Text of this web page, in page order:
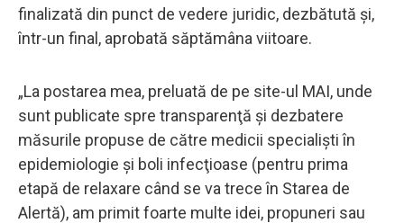
finalizată din punct de vedere juridic, dezbătută și,
într-un final, aprobată săptămâna viitoare.
„La postarea mea, preluată de pe site-ul MAI, unde
sunt publicate spre transparenţă şi dezbatere
măsurile propuse de către medicii specialişti în
epidemiologie şi boli infecţioase (pentru prima
etapă de relaxare când se va trece în Starea de
Alertă), am primit foarte multe idei, propuneri sau